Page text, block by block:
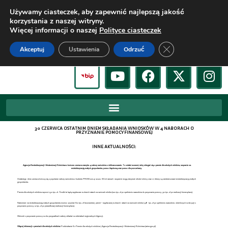
30 CZERWCA OSTATNIM DNIEM SKŁADANIA WNIOSKÓW W 4 NABORACH O
PRZYZNANIE POMOCY FINANSOWEJ
INNE AKTUALNOŚCI:
Agencja Restrukturyzacji i Modernizacji Rolnictwa z końcem czerwca zamyka 4 nabory wniosków o dofinansowanie. To ostatni moment, żeby ubiegać się o premie dla młodych rolników, wsparcie na
restrukturyzację małych gospodarstw, pomoc klęskowąoraz pomoc dla pszczelarzy.
Ostatniego dnia czerwca kończą się 2 popularne nabory wniosków z budżetu PROW 2014-2020. W ich ramach wsparcie mogą otrzymać młodzi rolnicy oraz ci, którzy są zainteresowani restrukturyzacją małych
gospodarstw.
Premia dla młodych rolników wynosi 150 tys. zł. Środki te będą wypłacane w dwóch ratach na wniosek rolnika (120 tys. zł po spełnieniu warunków do przyznania pomocy, 30 tys. zł po realizacji biznesplanu).
Natomiast na restrukturyzację małych gospodarstw można uzyskać 60 tys. zł bezzwrotnej premii – wypłacanej w dwóch ratach na wniosek rolnika (48 tys. zł po spełnieniu warunków określonych w decyzji o
przyznaniu pomocy, 12 tys. zł po prawidłowej realizacji biznesplanu).
Wnioski o przyznanie pomocy w obu przypadkach należy składać w oddziałach regionalnych Agencji.
Więcej informacji o premiach dla młodych rolników: Poddziałanie 6.1 Premie dla młodych rolników | Agencja Restrukturyzacji i Modernizacji Rolnictwa (arimr.gov.pl)
Używamy ciasteczek, aby zapewnić najlepszą jakość
korzystania z naszej witryny.
Więcej informacji o naszej Polityce ciasteczek
Akceptuj Odrzuć
Ustawienia Zamknij panel